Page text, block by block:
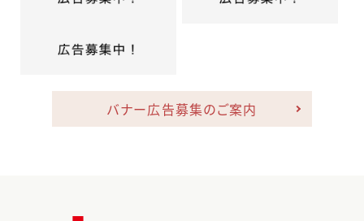
バナー広告募集のご案内